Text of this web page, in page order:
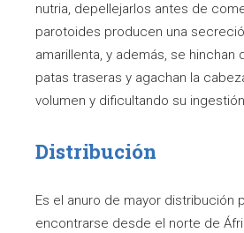
nutria, depellejarlos antes de
parotoides producen una
amarillenta, y además, se hinchan
patas traseras y agachan la
volumen y dificultando su
Distribución
Es el anuro de mayor distribución
encontrarse desde el norte de